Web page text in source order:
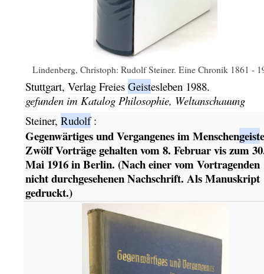
Lindenberg, Christoph: Rudolf Steiner. Eine Chronik 1861 -
Stuttgart, Verlag Freies Geistesleben 1988.
gefunden im Katalog Philosophie, Weltanschauung
Steiner, Rudolf:
Gegenwärtiges und Vergangenes im Menschengeist
Zwölf Vorträge gehalten vom 8. Februar vis zum
Mai 1916 in Berlin. (Nach einer vom Vortragenden
nicht durchgesehenen Nachschrift. Als Manuskript
gedruckt.)